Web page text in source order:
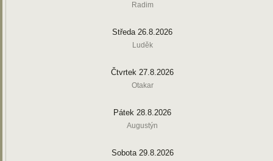
Radim
Středa 26.8.2026
Luděk
Čtvrtek 27.8.2026
Otakar
Pátek 28.8.2026
Augustýn
Sobota 29.8.2026